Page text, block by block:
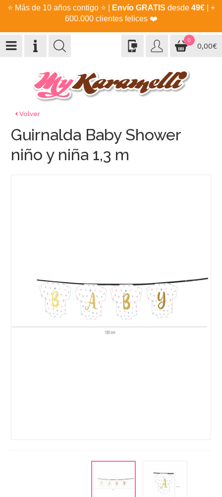
⭐ Más de 10 años contigo ⭐ Envío GRATIS desde 49€| +
600.000 clientes felices ❤️
0
0,00€
Volver
Guirnalda Baby Shower
niño y niña 1,3 m